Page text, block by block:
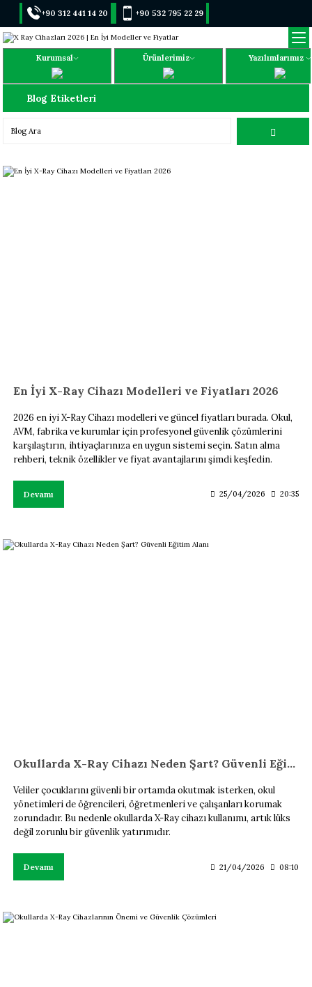
+90 312 441 14 20 +90 532 795 22 29
Kurumsal Ürünlerimiz Yazılımlarımız
Blog Etiketleri
En İyi X-Ray Cihazı Modelleri ve Fiyatları 2026
2026 en iyi X-Ray Cihazı modelleri ve güncel fiyatları burada. Okul,
AVM, fabrika ve kurumlar için profesyonel güvenlik çözümlerini
karşılaştırın, ihtiyaçlarınıza en uygun sistemi seçin. Satın alma
rehberi, teknik özellikler ve fiyat avantajlarını şimdi keşfedin.
Devamı 25/04/2026 20:35
Okullarda X-Ray Cihazı Neden Şart? Güvenli Eğitim Alanı
Veliler çocuklarını güvenli bir ortamda okutmak isterken, okul
yönetimleri de öğrencileri, öğretmenleri ve çalışanları korumak
zorundadır. Bu nedenle okullarda X-Ray cihazı kullanımı, artık lüks
değil zorunlu bir güvenlik yatırımıdır.
Devamı 21/04/2026 08:10